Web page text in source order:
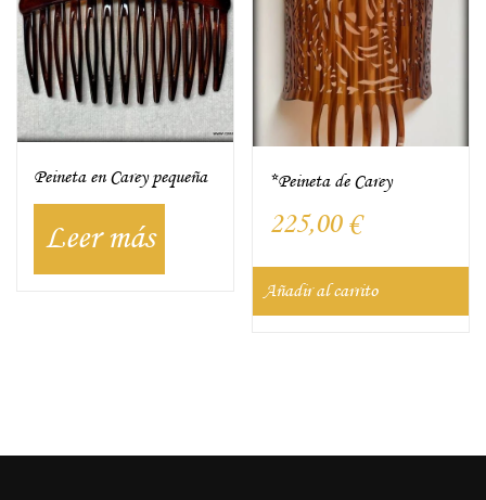
Peineta en Carey pequeña
Leer más
*Peineta de Carey
225,00 €
Añadir al carrito